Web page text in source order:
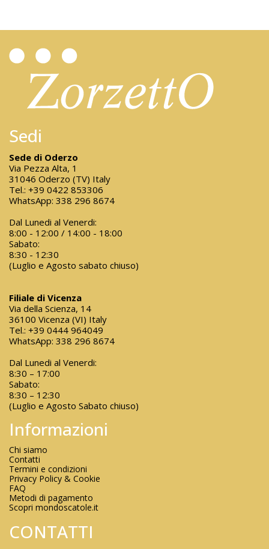
Sedi
Sede di Oderzo
Via Pezza Alta, 1
31046 Oderzo (TV) Italy
Tel.: +39 0422 853306
WhatsApp: 338 296 8674
Dal Lunedi al Venerdi:
8:00 - 12:00 / 14:00 - 18:00
Sabato:
8:30 - 12:30
(Luglio e Agosto sabato chiuso)
Filiale di Vicenza
Via della Scienza, 14
36100 Vicenza (VI) Italy
Tel.: +39 0444 964049
WhatsApp: 338 296 8674
Dal Lunedi al Venerdi:
8:30 – 17:00
Sabato:
8:30 – 12:30
(Luglio e Agosto Sabato chiuso)
Informazioni
Chi siamo
Contatti
Termini e condizioni
Privacy Policy & Cookie
FAQ
Metodi di pagamento
Scopri mondoscatole.it
CONTATTI